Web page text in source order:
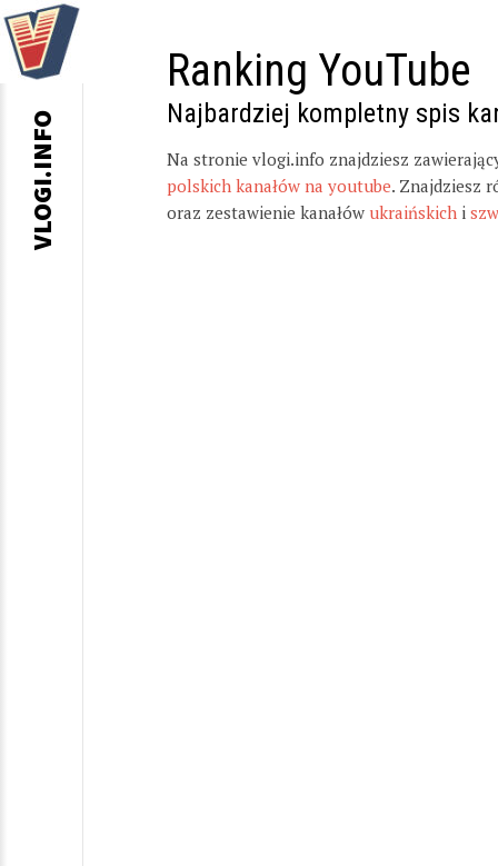
Ranking YouTube
Najbardziej kompletny spis
Na stronie vlogi.info znajdziesz
polskich kanałów na youtube. Znajdziesz
oraz zestawienie kanałów ukraińskich i
VLOGI.INFO